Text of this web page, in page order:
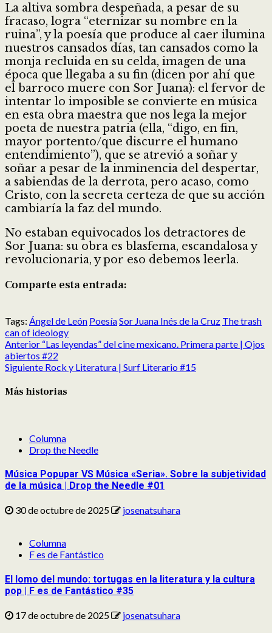
La altiva sombra despeñada, a pesar de su
fracaso, logra “eternizar su nombre en la
ruina”, y la poesía que produce al caer ilumina
nuestros cansados días, tan cansados como la
monja recluida en su celda, imagen de una
época que llegaba a su fin (dicen por ahí que
el barroco muere con Sor Juana): el fervor de
intentar lo imposible se convierte en música
en esta obra maestra que nos lega la mejor
poeta de nuestra patria (ella, “digo, en fin,
mayor portento/que discurre el humano
entendimiento”), que se atrevió a soñar y
soñar a pesar de la inminencia del despertar,
a sabiendas de la derrota, pero acaso, como
Cristo, con la secreta certeza de que su acción
cambiaría la faz del mundo.
No estaban equivocados los detractores de
Sor Juana: su obra es blasfema, escandalosa y
revolucionaria, y por eso debemos leerla.
Comparte esta entrada:
en
X
(Twitter)
en
Facebook
en
Reddit
en
LinkedIn
en en
Tags: Ángel de León PoesíaSor Juana Inés de la Cruz The trash
can of ideology
Post
navigation
Anterior “Las leyendas” del cine mexicano. Primera parte | Ojos
abiertos #22
Siguiente Rock y Literatura | Surf Literario #15
Más historias
Columna
Drop the Needle
Música Popupar VS Música «Seria». Sobre la subjetividad
de la música | Drop the Needle #01
30 de octubre de 2025 josenatsuhara
Columna
F es de Fantástico
El lomo del mundo: tortugas en la literatura y la cultura
pop | F es de Fantástico #35
17 de octubre de 2025 josenatsuhara